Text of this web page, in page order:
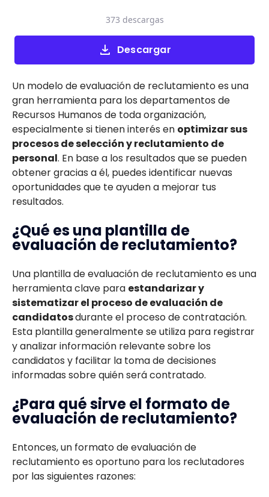
Descargar
373 descargas
Un modelo de evaluación de reclutamiento es una
gran herramienta para los departamentos de
Recursos Humanos de toda organización,
especialmente si tienen interés en optimizar sus
procesos de selección y reclutamiento de
personal. En base a los resultados que se pueden
obtener gracias a él, puedes identificar nuevas
oportunidades que te ayuden a mejorar tus
resultados.
¿Qué es una plantilla de
evaluación de reclutamiento?
Una plantilla de evaluación de reclutamiento es una
herramienta clave para estandarizar y
sistematizar el proceso de evaluación de
candidatosdurante el proceso de contratación.
Esta plantilla generalmente se utiliza para registrar
y analizar información relevante sobre los
candidatos y facilitar la toma de decisiones
informadas sobre quién será contratado.
¿Para qué sirve el formato de
evaluación de reclutamiento?
Entonces, un formato de evaluación de
reclutamiento es oportuno para los reclutadores
por las siguientes razones: